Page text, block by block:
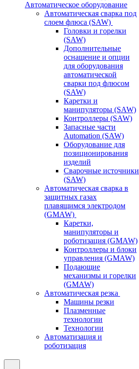
Автоматическое оборудование
Автоматическая сварка под
слоем флюса (SAW)
Головки и горелки
(SAW)
Дополнительные
оснащение и опции
для оборудования
автоматической
сварки под флюсом
(SAW)
Каретки и
манипуляторы (SAW)
Контроллеры (SAW)
Запасные части
Automation (SAW)
Оборудование для
позиционирования
изделий
Сварочные источники
(SAW)
Автоматическая сварка в
защитных газах
плавящимся электродом
(GMAW)
Каретки,
манипуляторы и
роботизация (GMAW)
Контроллеры и блоки
управления (GMAW)
Подающие
механизмы и горелки
(GMAW)
Автоматическая резка
Машины резки
Плазменные
технологии
Технологии
Автоматизация и
роботизация